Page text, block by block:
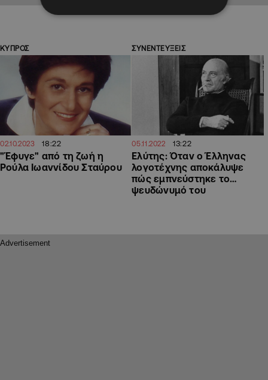
ΚΥΠΡΟΣ
02.10.2023 18:22
"Έφυγε" από τη ζωή η
Ρούλα Ιωαννίδου Σταύρου
ΣΥΝΕΝΤΕΥΞΕΙΣ
05.11.2022 13:22
Ελύτης: Όταν ο Έλληνας
λογοτέχνης αποκάλυψε
πώς εμπνεύστηκε το…
ψευδώνυμό του